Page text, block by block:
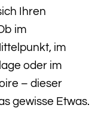
Ihren
im
im
oder im
– dieser
gewisse Etwas.